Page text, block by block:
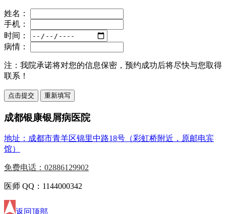
姓名：
手机：
时间：
病情：
注： 我院承诺将对您的信息保密，预约成功后将尽快与您取得
联系！
成都银康银屑病医院
地址：成都市青羊区锦里中路18号（彩虹桥附近，原邮电宾
馆）
免费电话：02886129902
医师 QQ：1144000342
返回顶部